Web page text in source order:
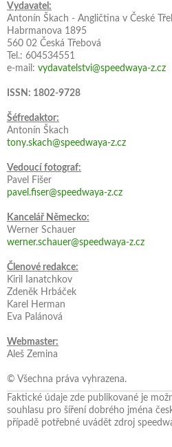
Vydavatel:
Antonín Škach - Angličtina v České
Habrmanova 1895
560 02 Česká Třebová
Tel.: 604534551
e-mail: vydavatelstvi@speedwaya-z.cz
ISSN: 1802-9728
Šéfredaktor:
Antonín Škach
tony.skach@speedwaya-z.cz
Vedoucí fotograf:
Pavel Fišer
pavel.fiser@speedwaya-z.cz
Kancelář Německo:
Werner Schauer
werner.schauer@speedwaya-z.cz
Členové redakce:
Kiril Ianatchkov
Zdeněk Hrbáček
Karel Herman
Eva Palánová
Webmaster:
Aleš Zemina
© Všechna práva vyhrazena.
Faktické údaje zde publikované je
souhlasu pro šíření dobrého jména
případě potřebné uvádět zdroj